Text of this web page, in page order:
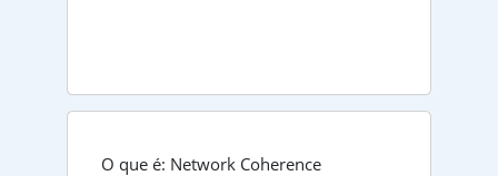
O que é: Network Coherence